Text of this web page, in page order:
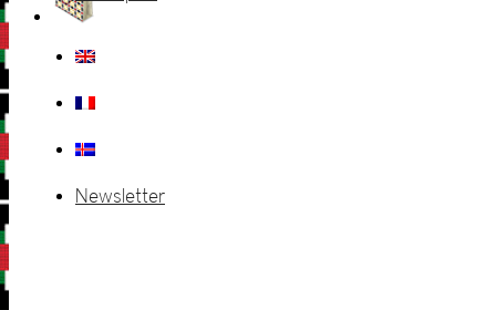
Newsletter